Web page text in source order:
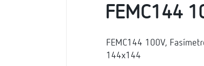
FEMC144
FEMC144 100V,
144x144